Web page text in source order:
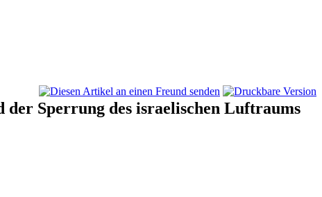
der Sperrung des israelischen Luftraums